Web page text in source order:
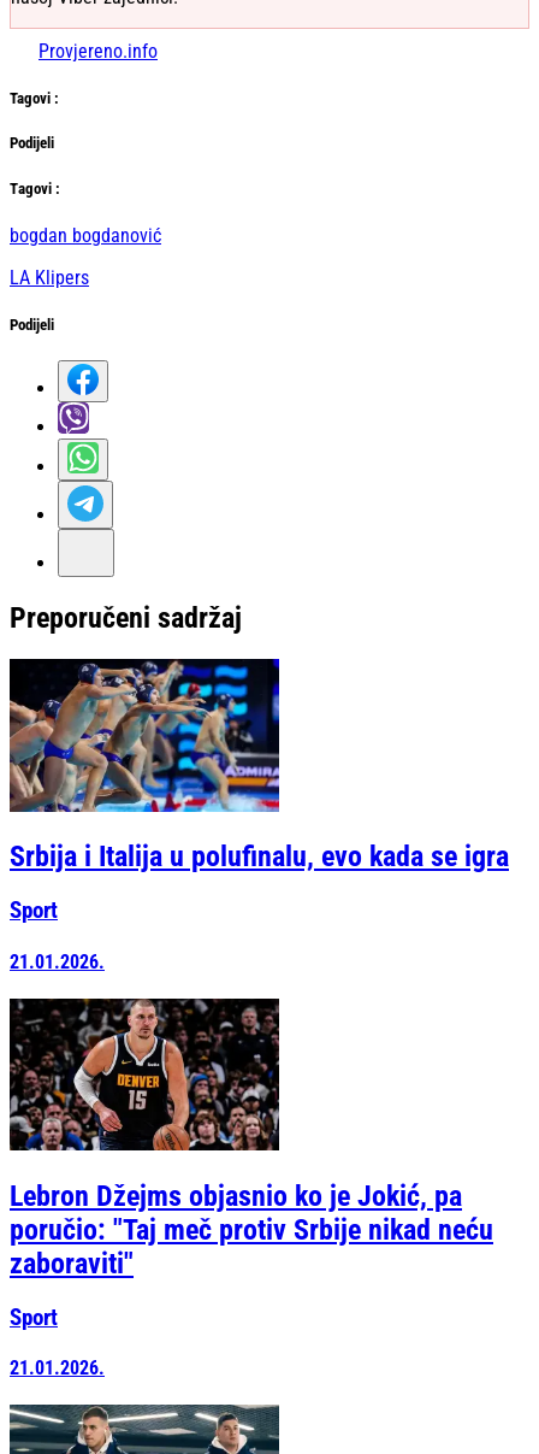
Provjereno.info
Tagovi :
Podijeli
Тagovi :
bogdan bogdanović
LA Klipers
Podijeli
Preporučeni sadržaj
Srbija i Italija u polufinalu, evo kada se igra
Sport
21.01.2026.
Lebron Džejms objasnio ko je Jokić, pa
poručio: "Taj meč protiv Srbije nikad neću
zaboraviti"
Sport
21.01.2026.